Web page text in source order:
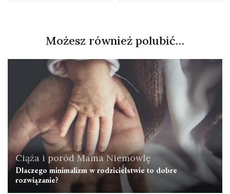
Możesz również polubić…
Ciąża i poród Mama Niemowlę
Dlaczego minimalizm w rodzicielstwie to dobre
rozwiązanie?